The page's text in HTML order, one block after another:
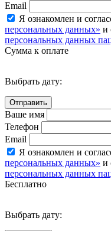
Email
Я ознакомлен и
персональных данных» и
персональных данных
Сумма к оплате
Выбрать дату:
Ваше имя
Телефон
Email
Я ознакомлен и
персональных данных» и
персональных данных
Бесплатно
Выбрать дату: